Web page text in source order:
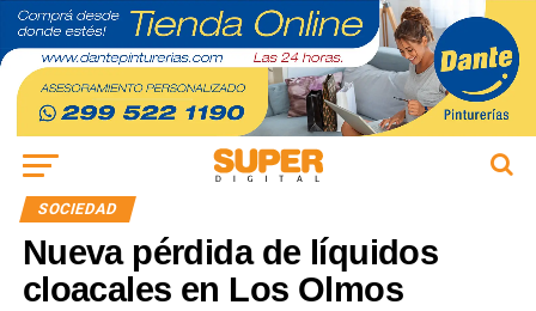
SOCIEDAD
Nueva pérdida de líquidos
cloacales en Los Olmos